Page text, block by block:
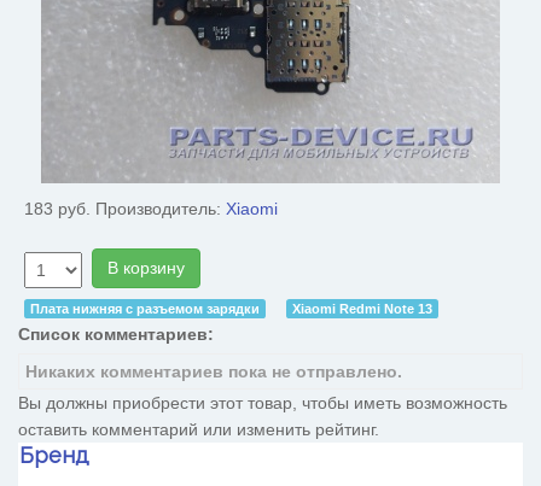
183 руб. Производитель: Xiaomi
В корзину
Плата нижняя с разъемом зарядки Xiaomi Redmi Note 13
Список комментариев:
Никаких комментариев пока не отправлено.
Вы должны приобрести этот товар, чтобы иметь возможность
оставить комментарий или изменить рейтинг.
Бренд